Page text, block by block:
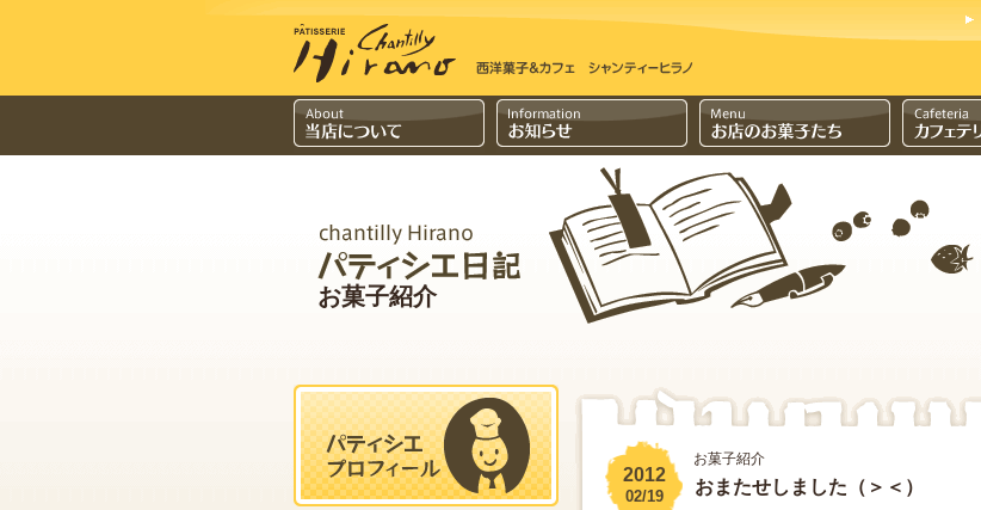
お菓子紹介
2012
02/19
お菓子紹介
おまたせしました（＞＜）